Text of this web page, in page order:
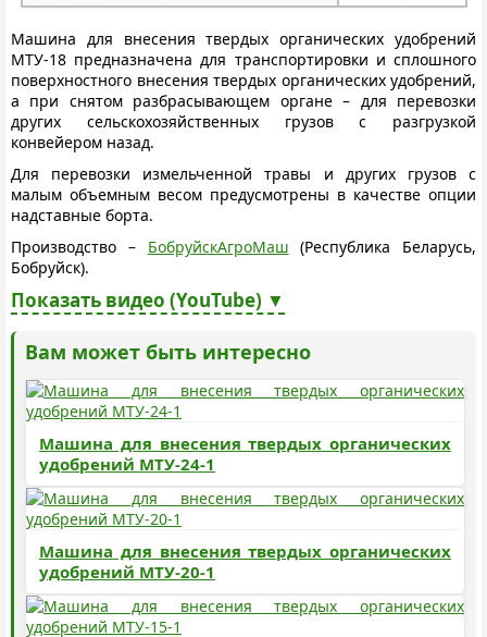
Машина для внесения твердых органических удобрений
МТУ-18 предназначена для транспортировки и сплошного
поверхностного внесения твердых органических удобрений,
а при снятом разбрасывающем органе – для перевозки
других сельскохозяйственных грузов с разгрузкой
конвейером назад.
Для перевозки измельченной травы и других грузов с
малым объемным весом предусмотрены в качестве опции
надставные борта.
Производство – БобруйскАгроМаш (Республика Беларусь,
Бобруйск).
Показать видео (YouTube) ▼
Вам может быть интересно
Машина для внесения твердых органических
удобрений МТУ-24-1
Машина для внесения твердых органических
удобрений МТУ-20-1